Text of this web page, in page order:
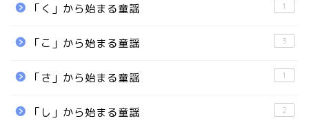
「く」から始まる童謡 1
「こ」から始まる童謡 3
「さ」から始まる童謡 1
「し」から始まる童謡 2